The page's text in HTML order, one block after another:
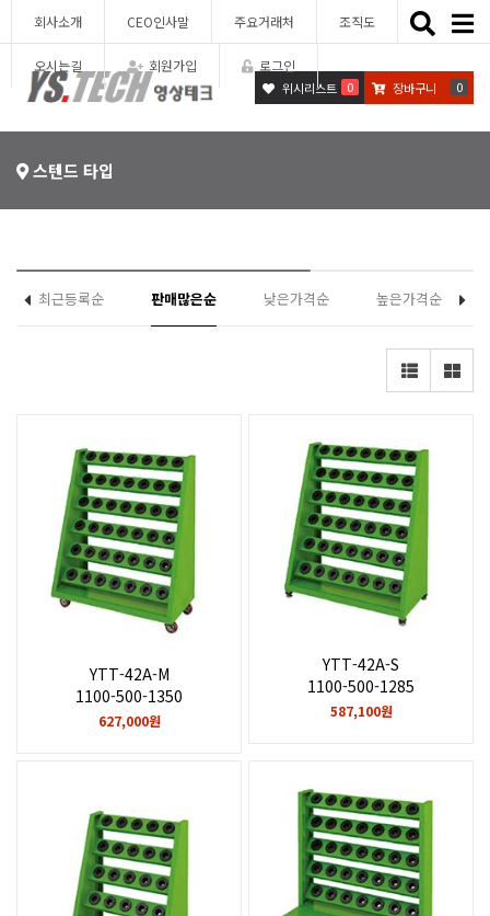
회사소개 CEO인사말 주요거래처 조직도
오시는길 회원가입 로그인
Toggle
위시리스트 0 장바구니 0
스텐드 타입
최근등록순 판매많은순 낮은가격순 높은가격순
YTT-42A-M
1100-500-1350
627,000원
YTT-42A-S
1100-500-1285
587,100원